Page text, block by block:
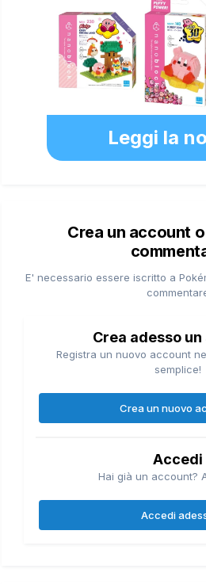
Leggi la
Crea un account
E' necessario essere iscritto a
Crea adesso
Registra un nuovo account
semplice!
Crea un nuovo
Accedi
Hai già un account?
Accedi